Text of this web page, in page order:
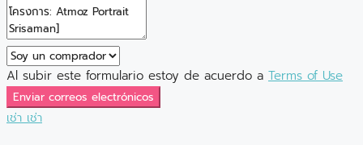
Al subir este formulario estoy de acuerdo a Terms of Use
Enviar correos electrónicos
เช่า เช่า